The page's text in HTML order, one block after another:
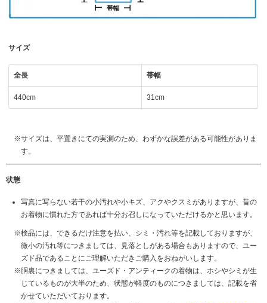
サイズ
全長 帯幅
440cm 31cm
サイズは、平置きにての実測のため、わずかな誤差がある可能性がありま
す。
状態
写真に写らない若干の小汚れや小キズ、アクやクスミがありますが、昔の
お着物に慣れた方であれば十分お召しになっていただけるかと思います。
検品には、できるだけ注意を払い、シミ・汚れ等を記載しておりますが、
微小の汚れ等につきましては、見落としがある場合もありますので、ユー
ズド品であることにご理解いただきご購入をおねがいします。
胴裏につきましては、ユーズド・アンティークの着物は、ホシやシミが生
じているものが大半のため、状態が軽度のものにつきましては、記載を省
かせていただいております。